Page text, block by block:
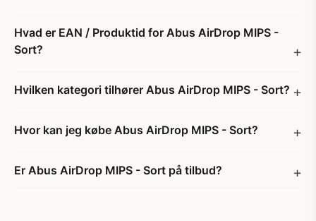
Hvad er EAN / Produktid for Abus AirDrop MIPS -
Sort?
Hvilken kategori tilhører Abus AirDrop MIPS - Sort?
Hvor kan jeg købe Abus AirDrop MIPS - Sort?
Er Abus AirDrop MIPS - Sort på tilbud?